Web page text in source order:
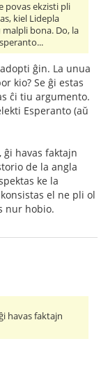
povas ekzisti pli
kiel Lidepla
malpli bona. Do, la
ĝin. La unua
kio? Se ĝi estas
ĉi tiu argumento.
Esperanto (aŭ
ĝi havas faktajn
de la angla
ke la
el ne pli ol
nur hobio.
havas faktajn